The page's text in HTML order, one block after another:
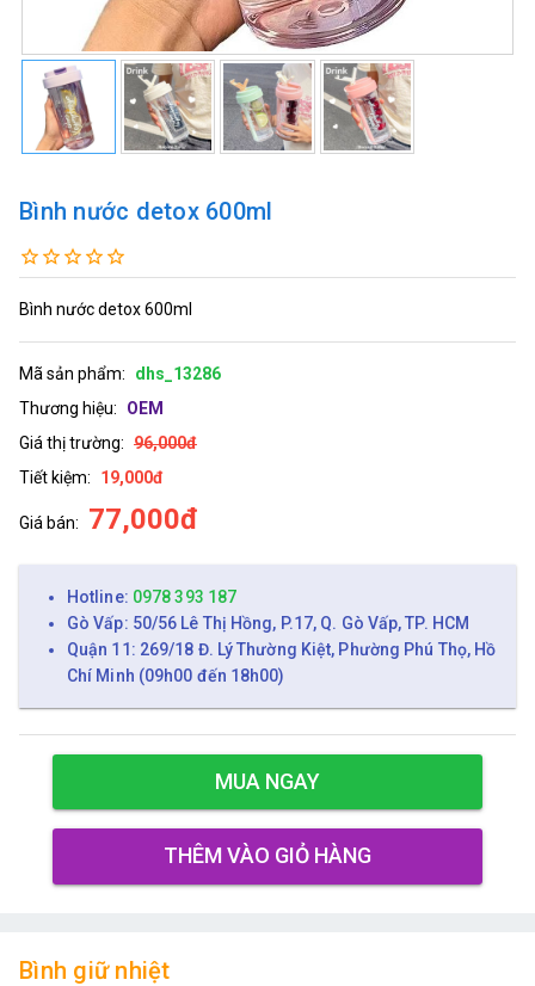
Bình nước detox 600ml
Bình nước detox 600ml
Mã sản phẩm:
dhs_13286
Thương hiệu:
OEM
Giá thị trường: 96,000đ
Tiết kiệm:
19,000đ
Giá bán: 77,000đ
Hotline: 0978 393 187
Gò Vấp: 50/56 Lê Thị Hồng, P.17, Q. Gò Vấp, TP. HCM
Quận 11: 269/18 Đ. Lý Thường Kiệt, Phường Phú Thọ, Hồ
Chí Minh (09h00 đến 18h00)
MUA NGAY
THÊM VÀO GIỎ HÀNG
Bình giữ nhiệt